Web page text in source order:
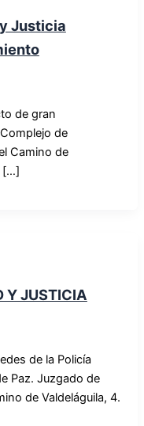
Justicia
de gran
de
Camino de
[…]
Y JUSTICIA
de la Policía
Paz. Juzgado de
de Valdeláguila, 4.